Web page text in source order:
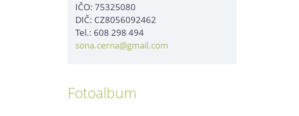
IČO: 75325080
DIČ: CZ8056092462
Tel.: 608 298 494
sona.cerna@gmail.com
Fotoalbum